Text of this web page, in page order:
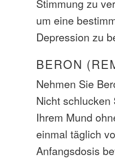
Stimmung zu
um eine
Depression zu
BERON
Nehmen Sie
Nicht schlucken
Ihrem Mund
einmal täglich
Anfangsdosis